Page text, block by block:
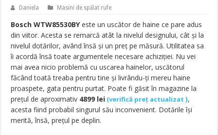
Daniela Masini de spălat rufe
Bosch WTW85530BYeste un uscător de haine ce pare adus
din viitor. Acesta se remarcă atât la nivelul designului, cât și la
nivelul dotărilor, având însă și un preț pe măsură. Utilitatea sa
îi acordă însă toate argumentele necesare achiziției. Nu vei
mai avea nicio problemă cu uscarea hainelor, uscătorul
făcând toată treaba pentru tine și livrându-ți mereu haine
proaspete, gata pentru purtat. Poate fi găsit în magazine la
prețul de aproximativ 4899 lei (verifică preț actualizat),
acesta fiind probabil singurul său inconvenient. Dotările își
merită, însă, prețul pe deplin.